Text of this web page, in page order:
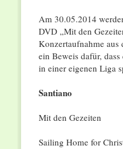
Am 30.05.2014
DVD „Mit den
Konzertaufnahme
ein Beweis dafür,
in einer eigenen Liga
Santiano
Mit den Gezeiten
Sailing Home for